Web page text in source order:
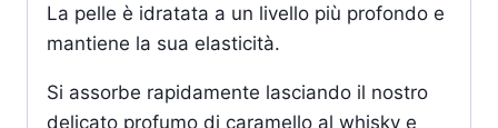
La pelle è idratata a un livello più profondo e
mantiene la sua elasticità.
Si assorbe rapidamente lasciando il nostro
delicato profumo di caramello al whisky e